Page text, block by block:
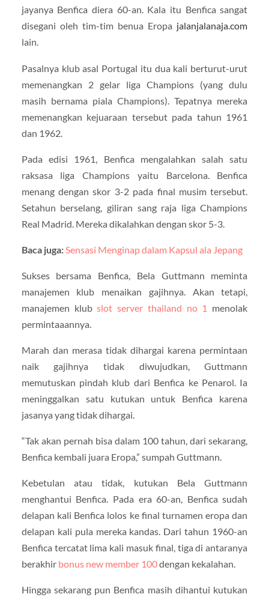
jayanya Benfica diera 60-an. Kala itu Benfica sangat
disegani oleh tim-tim benua Eropa jalanjalanaja.com
lain.
Pasalnya klub asal Portugal itu dua kali berturut-urut
memenangkan 2 gelar liga Champions (yang dulu
masih bernama piala Champions). Tepatnya mereka
memenangkan kejuaraan tersebut pada tahun 1961
dan 1962.
Pada edisi 1961, Benfica mengalahkan salah satu
raksasa liga Champions yaitu Barcelona. Benfica
menang dengan skor 3-2 pada final musim tersebut.
Setahun berselang, giliran sang raja liga Champions
Real Madrid. Mereka dikalahkan dengan skor 5-3.
Baca juga: Sensasi Menginap dalam Kapsul ala Jepang
Sukses bersama Benfica, Bela Guttmann meminta
manajemen klub menaikan gajihnya. Akan tetapi,
manajemen klubslot server thailand no 1 menolak
permintaaannya.
Marah dan merasa tidak dihargai karena permintaan
naik gajihnya tidak diwujudkan, Guttmann
memutuskan pindah klub dari Benfica ke Penarol. Ia
meninggalkan satu kutukan untuk Benfica karena
jasanya yang tidak dihargai.
“Tak akan pernah bisa dalam 100 tahun, dari sekarang,
Benfica kembali juara Eropa,” sumpah Guttmann.
Kebetulan atau tidak, kutukan Bela Guttmann
menghantui Benfica. Pada era 60-an, Benfica sudah
delapan kali Benfica lolos ke final turnamen eropa dan
delapan kali pula mereka kandas. Dari tahun 1960-an
Benfica tercatat lima kali masuk final, tiga di antaranya
berakhir bonus new member 100dengan kekalahan.
Hingga sekarang pun Benfica masih dihantui kutukan